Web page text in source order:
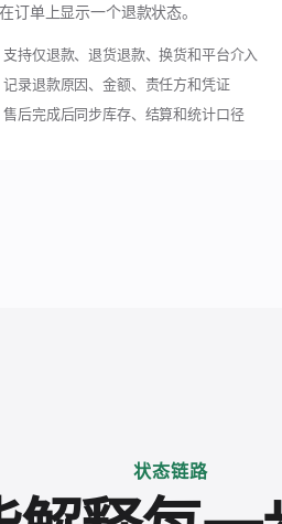
订单上显示一个退款状态。
支持仅退款、退货退款、换货和平台介入
记录退款原因、金额、责任方和凭证
售后完成后同步库存、结算和统计口径
状态链路